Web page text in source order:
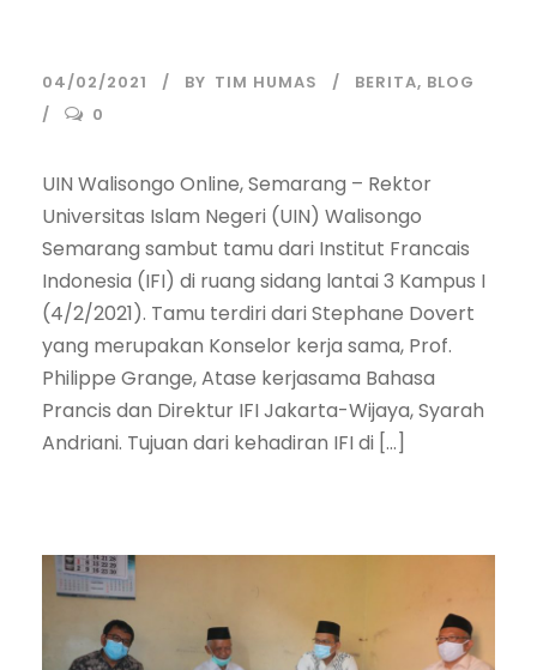
04/02/2021 BY TIM HUMAS BERITA, BLOG
0
UIN Walisongo Online, Semarang – Rektor
Universitas Islam Negeri (UIN) Walisongo
Semarang sambut tamu dari Institut Francais
Indonesia (IFI) di ruang sidang lantai 3 Kampus I
(4/2/2021). Tamu terdiri dari Stephane Dovert
yang merupakan Konselor kerja sama, Prof.
Philippe Grange, Atase kerjasama Bahasa
Prancis dan Direktur IFI Jakarta-Wijaya, Syarah
Andriani. Tujuan dari kehadiran IFI di […]